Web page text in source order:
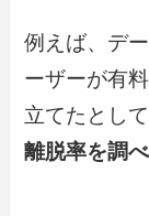
例えば、デ
ーザーが有
立てたとし
離脱率を調